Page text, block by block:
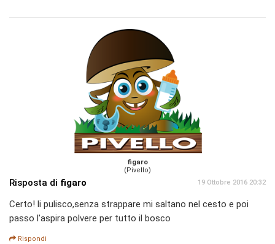
figaro
(Pivello)
Risposta di figaro 19 Ottobre 2016 20:32
Certo! li pulisco,senza strappare mi saltano nel cesto e poi
passo l'aspira polvere per tutto il bosco
Rispondi